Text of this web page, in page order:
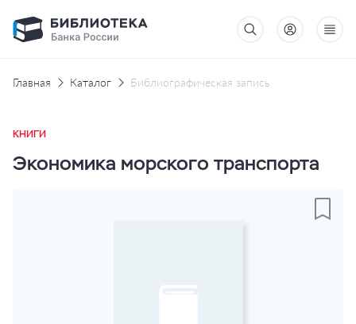
Главная Каталог Библиографическая запись
КНИГИ
Экономика морского транспорта